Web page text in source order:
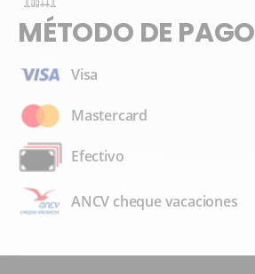
MÉTODO DE PAGO
Visa
Mastercard
Efectivo
ANCV cheque vacaciones